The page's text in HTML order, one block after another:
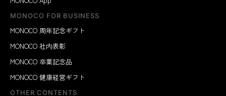
MONOCO FOR BUSINESS
MONOCO 周年記念ギフト
MONOCO 社内表彰
MONOCO 卒業記念品
MONOCO 健康経営ギフト
OTHER CONTENTS